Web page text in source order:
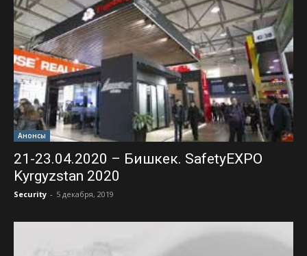
Анонсы
21-23.04.2020 – Бишкек. SafetyEXPO
Kyrgyzstan 2020
Security - 5 декабря, 2019